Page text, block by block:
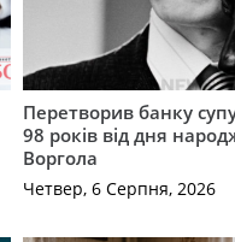
Перетворив банку
98 років від дня
Воргола
Четвер, 6 Серпня, 2026